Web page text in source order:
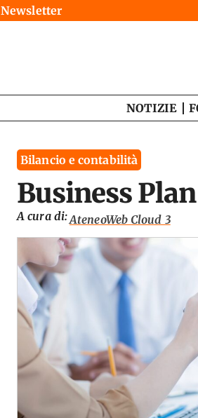
Newsletter
NOTIZIE
Bilancio e contabilità
Business
A cura di:AteneoWeb Cloud 3